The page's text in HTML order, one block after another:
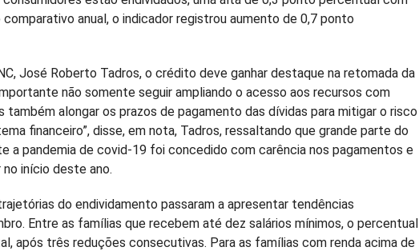
anual, o indicador registrou aumento de 0,7 ponto
José Roberto Tadros, o crédito deve ganhar destaque na retomada da
não somente seguir ampliando o acesso aos recursos com
também alongar os prazos de pagamento das dívidas para mitigar o risco
financeiro”, disse, em nota, Tadros, ressaltando que grande parte do
a pandemia de covid-19 foi concedido com carência nos pagamentos e
início deste ano.
do endividamento passaram a apresentar tendências
Entre as famílias que recebem até dez salários mínimos, o percentual
após três reduções consecutivas. Para as famílias com renda acima de